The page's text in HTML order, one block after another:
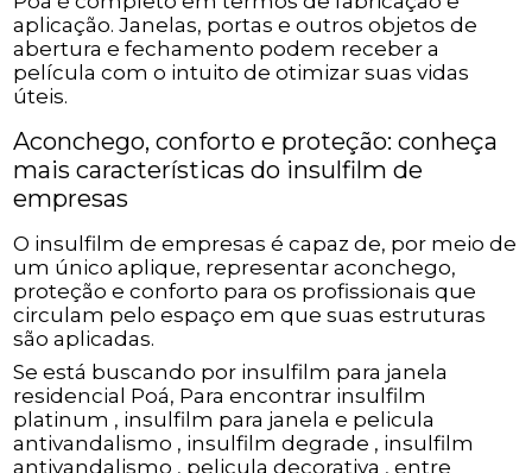
aplicação. Janelas, portas e outros objetos de
abertura e fechamento podem receber a
película com o intuito de otimizar suas vidas
úteis.
Aconchego, conforto e proteção: conheça
mais características do insulfilm de
empresas
O insulfilm de empresas é capaz de, por meio de
um único aplique, representar aconchego,
proteção e conforto para os profissionais que
circulam pelo espaço em que suas estruturas
são aplicadas.
Se está buscando por insulfilm para janela
residencial Poá, Para encontrar insulfilm
platinum , insulfilm para janela e pelicula
antivandalismo , insulfilm degrade , insulfilm
antivandalismo , pelicula decorativa , entre